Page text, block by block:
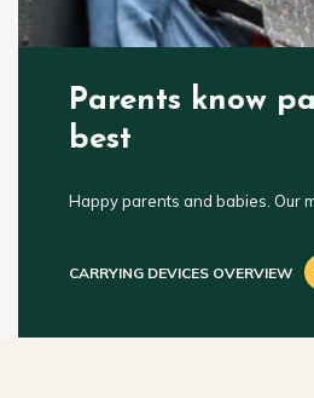
Parents know
best
Happy parents and babies. Our
CARRYING DEVICES OVERVIEW